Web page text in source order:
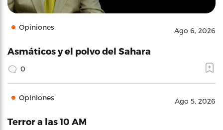
Opiniones Ago 6, 2026
Asmáticos y el polvo del Sahara
0
Opiniones Ago 5, 2026
Terror a las 10 AM